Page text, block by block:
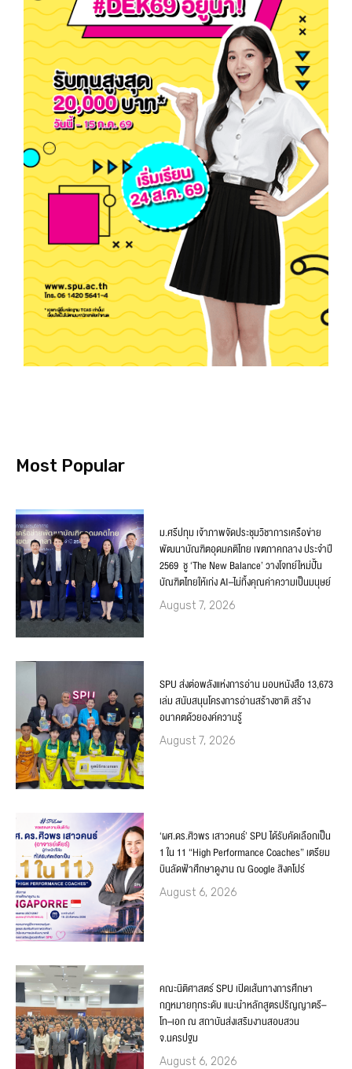
Most Popular
ม.ศรีปทุม เจ้าภาพจัดประชุมวิชาการเครือข่าย
พัฒนาบัณฑิตอุดมคติไทย เขตภาคกลาง ประจำปี
2569 ชู ‘The New Balance’ วางโจทย์ใหม่ปั้น
บัณฑิตไทยให้เก่ง AI–ไม่ทิ้งคุณค่าความเป็นมนุษย์
August 7, 2026
SPU ส่งต่อพลังแห่งการอ่าน มอบหนังสือ 13,673
เล่ม สนับสนุนโครงการอ่านสร้างชาติ สร้าง
อนาคตด้วยองค์ความรู้
August 7, 2026
‘ผศ.ดร.ศิวพร เสาวคนธ์’ SPU ได้รับคัดเลือกเป็น
1 ใน 11 “High Performance Coaches” เตรียม
บินลัดฟ้าศึกษาดูงาน ณ Google สิงคโปร์
August 6, 2026
คณะนิติศาสตร์ SPU เปิดเส้นทางการศึกษา
กฎหมายทุกระดับ แนะนำหลักสูตรปริญญาตรี–
โท–เอก ณ สถาบันส่งเสริมงานสอบสวน
จ.นครปฐม
August 6, 2026